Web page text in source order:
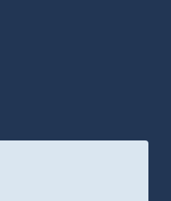
externe s'ouvrira